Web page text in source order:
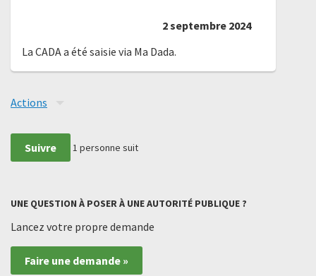
2 septembre 2024
La CADA a été saisie via Ma Dada.
Actions
Suivre 1 personne suit
UNE QUESTION À POSER À UNE AUTORITÉ PUBLIQUE ?
Lancez votre propre demande
Faire une demande »